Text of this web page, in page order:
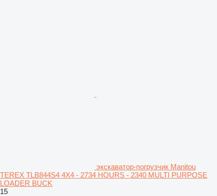
экскаватор-погрузчик Manitou
TEREX TLB844S4 4X4 - 2734 HOURS - 2340 MULTI PURPOSE
LOADER BUCK
15